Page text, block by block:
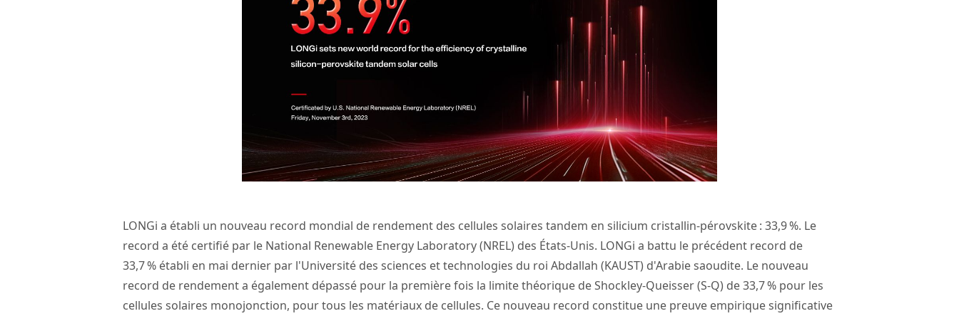
LONGi a établi un nouveau record mondial de rendement des cellules solaires tandem en silicium cristallin-pérovskite : 33,9 %. Le
record a été certifié par le National Renewable Energy Laboratory (NREL) des États-Unis. LONGi a battu le précédent record de
33,7 % établi en mai dernier par l'Université des sciences et technologies du roi Abdallah (KAUST) d'Arabie saoudite. Le nouveau
record de rendement a également dépassé pour la première fois la limite théorique de Shockley-Queisser (S-Q) de 33,7 % pour les
cellules solaires monojonction, pour tous les matériaux de cellules. Ce nouveau record constitue une preuve empirique significative